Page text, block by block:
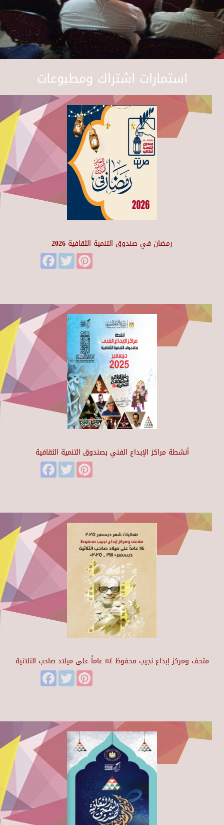
استمارات اشتراك ومطبوعات
رمضان في صندوق التنمية الثقافية 2026
FacebookTwitter
أنشطة مراكز الإبداع الفني بصندوق التنمية الثقافية
FacebookTwitter
متحف ومركز إبداع نجيب محفوظ ١١٤ عاماً على ميلاد صاحب الثلاثية
FacebookTwitter